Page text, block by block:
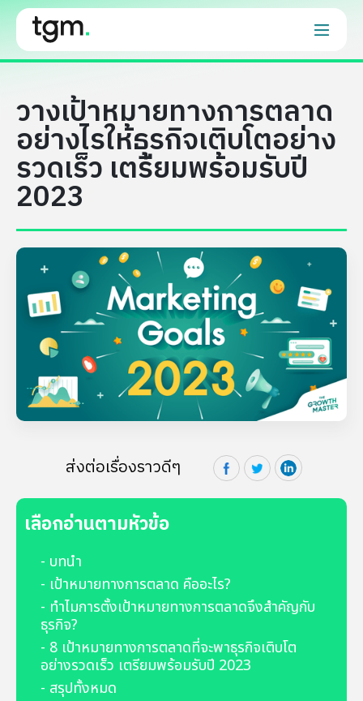
วางเป้าหมายทางการตลาด
อย่างไรให้ธุรกิจเติบโตอย่าง
รวดเร็ว เตรียมพร้อมรับปี
2023
ส่งต่อเรื่องราวดีๆ
เลือกอ่านตามหัวข้อ
- บทนำ
- เป้าหมายทางการตลาด คืออะไร?
- ทำไมการตั้งเป้าหมายทางการตลาดจึงสำคัญกับ
ธุรกิจ?
- 8 เป้าหมายทางการตลาดที่จะพาธุรกิจเติบโต
อย่างรวดเร็ว เตรียมพร้อมรับปี 2023
- สรุปทั้งหมด